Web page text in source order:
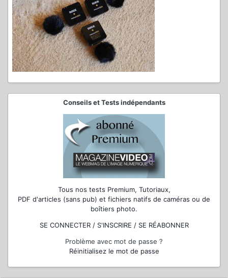
Conseils et Tests indépendants
Tous nos tests Premium, Tutoriaux,
PDF d'articles (sans pub) et fichiers natifs de caméras ou de
boîtiers photo.
SE CONNECTER / S'INSCRIRE / SE RÉABONNER
Problème avec mot de passe ?
Réinitialisez le mot de passe